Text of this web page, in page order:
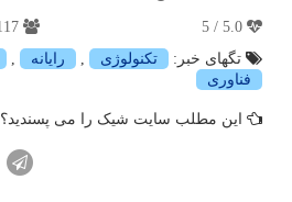
تگهای خبر:
تكنولوژی رایانه
فناوری
این مطلب سایت شیک را می پسندید؟